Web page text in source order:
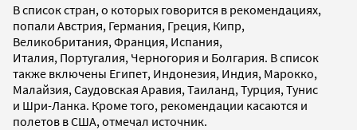
В список стран, о которых говорится в рекомендациях,
попали Австрия, Германия, Греция, Кипр,
Великобритания, Франция, Испания,
Италия, Португалия, Черногория и Болгария. В список
также включены Египет, Индонезия, Индия, Марокко,
Малайзия, Саудовская Аравия, Таиланд, Турция, Тунис
и Шри-Ланка. Кроме того, рекомендации касаются и
полетов в США, отмечал источник.